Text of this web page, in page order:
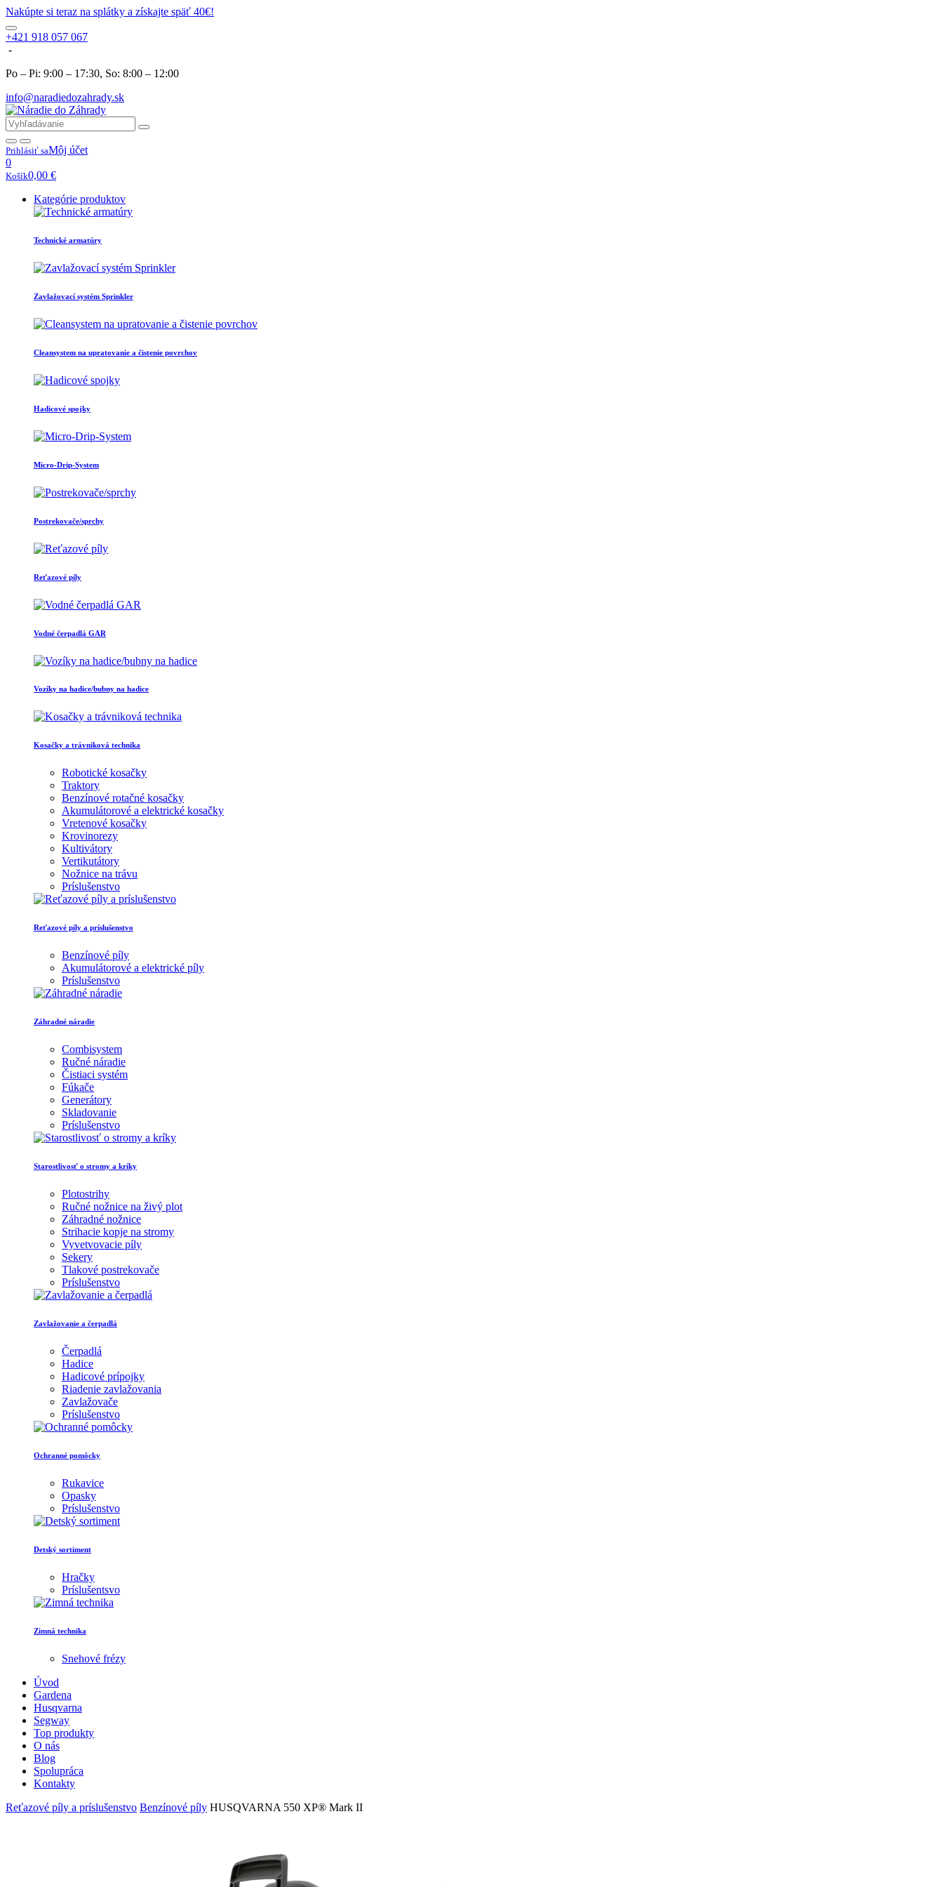
Nakúpte si teraz na splátky a získajte späť 40€!
+421 918 057 067
-
Po – Pi: 9:00 – 17:30, So: 8:00 – 12:00
info@naradiedozahrady.sk
Prihlásiť saMôj účet
0
Košík0,00 €
Kategórie produktov
Technické armatúry
Zavlažovací systém Sprinkler
Cleansystem na upratovanie a čistenie povrchov
Hadicové spojky
Micro-Drip-System
Postrekovače/sprchy
Reťazové píly
Vodné čerpadlá GAR
Vozíky na hadice/bubny na hadice
Kosačky a trávniková technika
Robotické kosačky
Traktory
Benzínové rotačné kosačky
Akumulátorové a elektrické kosačky
Vretenové kosačky
Krovinorezy
Kultivátory
Vertikutátory
Nožnice na trávu
Príslušenstvo
Reťazové píly a príslušenstvo
Benzínové píly
Akumulátorové a elektrické píly
Príslušenstvo
Záhradné náradie
Combisystem
Ručné náradie
Čistiaci systém
Fúkače
Generátory
Skladovanie
Príslušenstvo
Starostlivosť o stromy a kríky
Plotostrihy
Ručné nožnice na živý plot
Záhradné nožnice
Strihacie kopje na stromy
Vyvetvovacie píly
Sekery
Tlakové postrekovače
Príslušenstvo
Zavlažovanie a čerpadlá
Čerpadlá
Hadice
Hadicové prípojky
Riadenie zavlažovania
Zavlažovače
Príslušenstvo
Ochranné pomôcky
Rukavice
Opasky
Príslušenstvo
Detský sortiment
Hračky
Príslušentsvo
Zimná technika
Snehové frézy
Úvod
Gardena
Husqvarna
Segway
Top produkty
O nás
Blog
Spolupráca
Kontakty
Reťazové píly a príslušenstvo Benzínové píly HUSQVARNA 550 XP® Mark II